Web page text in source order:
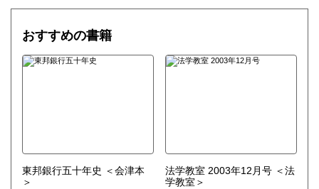
おすすめの書籍
東邦銀行五十年史 ＜会津本
＞
法学教室 2003年12月号 ＜法
学教室＞